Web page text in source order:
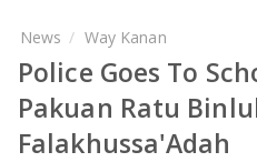
DAERAH
NASIONAL
HUKUM-KRIMINAL
News Way Kanan
Police Goes To
Pakuan Ratu
Falakhussa'Adah